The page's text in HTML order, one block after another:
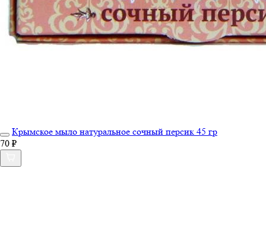
Крымское мыло натуральное сочный персик 45 гр
70 ₽